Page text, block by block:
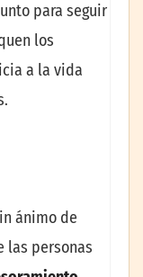
para seguir
los
a la vida
ánimo de
las personas